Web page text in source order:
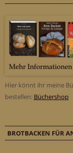
Hier könnt ihr meine
bestellen: Büchershop
BROTBACKEN FÜR